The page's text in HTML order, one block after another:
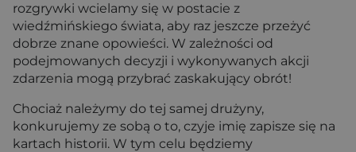
rozgrywki wcielamy się w postacie z
wiedźmińskiego świata, aby raz jeszcze przeżyć
dobrze znane opowieści. W zależności od
podejmowanych decyzji i wykonywanych akcji
zdarzenia mogą przybrać zaskakujący obrót!
Chociaż należymy do tej samej drużyny,
konkurujemy ze sobą o to, czyje imię zapisze się na
kartach historii. W tym celu będziemy